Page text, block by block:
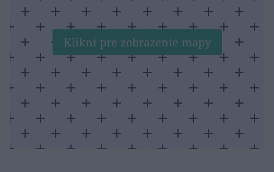
Klikni pre zobrazenie mapy